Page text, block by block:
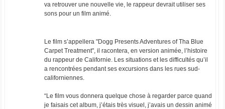
va retrouver une nouvelle vie, le rappeur devrait utiliser ses
sons pour un film animé.
Le film s’appellera "Dogg Presents Adventures of Tha Blue
Carpet Treatment", il racontera, en version animée, l’histoire
du rappeur de Californie. Les situations et les difficultés qu’il
a rencontrées pendant ses excursions dans les rues sud-
californiennes.
“Le film vous donnera quelque chose à regarder parce quand
je faisais cet album, j’étais très visuel, j’avais un dessin animé